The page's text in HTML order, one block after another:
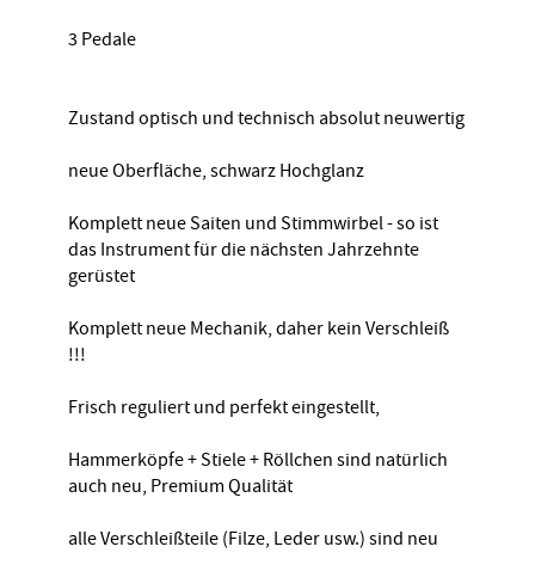
3 Pedale
Zustand optisch und technisch absolut neuwertig
neue Oberfläche, schwarz Hochglanz
Komplett neue Saiten und Stimmwirbel - so ist
das Instrument für die nächsten Jahrzehnte
gerüstet
Komplett neue Mechanik, daher kein Verschleiß
!!!
Frisch reguliert und perfekt eingestellt,
Hammerköpfe + Stiele + Röllchen sind natürlich
auch neu, Premium Qualität
alle Verschleißteile (Filze, Leder usw.) sind neu